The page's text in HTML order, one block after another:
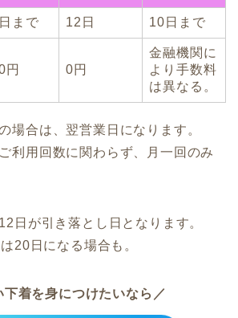
まで 12日 10日まで
円 0円
金融機関に
より手数料
は異なる。
場合は、翌営業日になります。
利用回数に関わらず、月一回のみ
日が引き落とし日となります。
20日になる場合も。
下着を身につけたいなら／